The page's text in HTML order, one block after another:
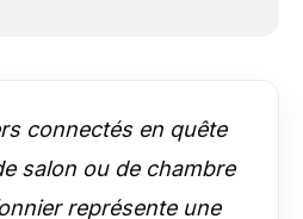
connectés en quête
salon ou de chambre
représente une